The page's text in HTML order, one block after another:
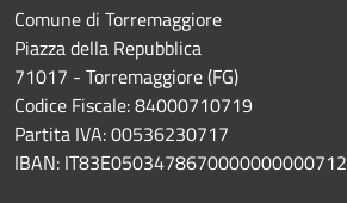
Comune di Torremaggiore
Piazza della Repubblica
71017 - Torremaggiore (FG)
Codice Fiscale: 84000710719
Partita IVA: 00536230717
IBAN: IT83E0503478670000000000712